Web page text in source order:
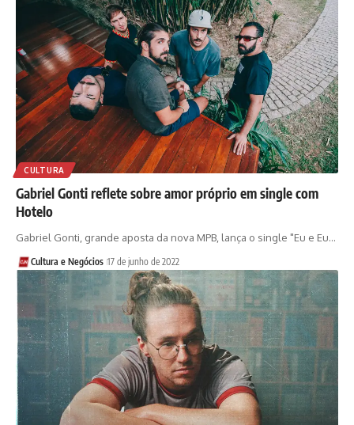
CULTURA
Gabriel Gonti reflete sobre amor próprio em single com
Hotelo
Gabriel Gonti, grande aposta da nova MPB, lança o single "Eu e Eu…
Cultura e Negócios 17 de junho de 2022